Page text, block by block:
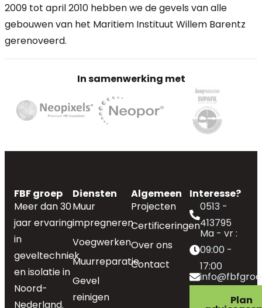
2009 tot april 2010 hebben we de gevels van alle
gebouwen van het Maritiem Instituut Willem Barentz
gerenoveerd.
In samenwerking met
FBF groep
Meer dan 30
jaar ervaring
in
geveltechniek
en isolatie in
Noord-
Nederland.
Diensten
Muur
impregneren
Voegwerken
Muurreparatie
Gevel
reinigen
Algemeen
Projecten
Certificeringen
Over ons
Contact
Interesse?
0513 -
413795
Ma - vr :
09:00 -
17:00
Plan